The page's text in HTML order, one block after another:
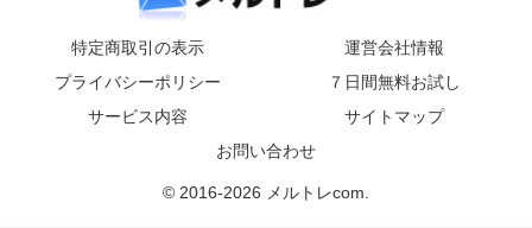
特定商取引の表示
運営会社情報
プライバシーポリシー
７日間無料お試し
サービス内容
サイトマップ
お問い合わせ
© 2016-2026 メルトレcom.